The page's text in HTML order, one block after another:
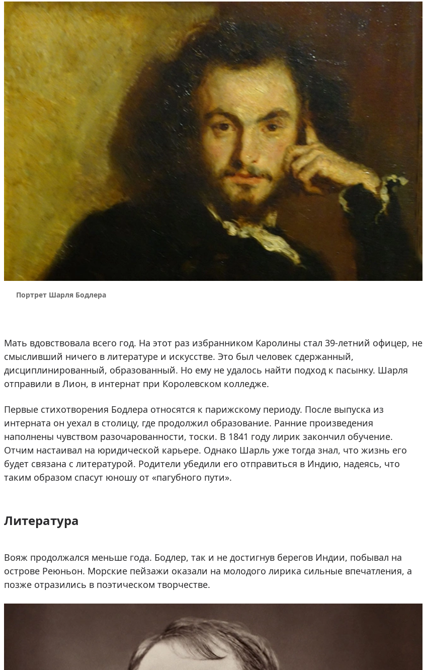
Портрет Шарля Бодлера
Мать вдовствовала всего год. На этот раз избранником Каролины стал 39-летний офицер, не
смысливший ничего в литературе и искусстве. Это был человек сдержанный,
дисциплинированный, образованный. Но ему не удалось найти подход к пасынку. Шарля
отправили в Лион, в интернат при Королевском колледже.
Первые стихотворения Бодлера относятся к парижскому периоду. После выпуска из
интерната он уехал в столицу, где продолжил образование. Ранние произведения
наполнены чувством разочарованности, тоски. В 1841 году лирик закончил обучение.
Отчим настаивал на юридической карьере. Однако Шарль уже тогда знал, что жизнь его
будет связана с литературой. Родители убедили его отправиться в Индию, надеясь, что
таким образом спасут юношу от «пагубного пути».
Литература
Вояж продолжался меньше года. Бодлер, так и не достигнув берегов Индии, побывал на
острове Реюньон. Морские пейзажи оказали на молодого лирика сильные впечатления, а
позже отразились в поэтическом творчестве.